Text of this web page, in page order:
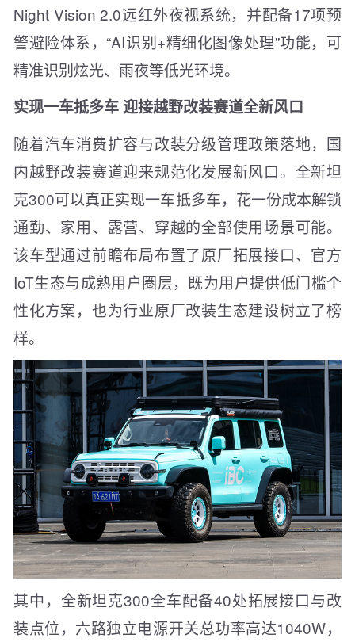
Night Vision 2.0远红外夜视系统，并配备17项预
警避险体系，“AI识别+精细化图像处理”功能，可
精准识别炫光、雨夜等低光环境。
实现一车抵多车 迎接越野改装赛道全新风口
随着汽车消费扩容与改装分级管理政策落地，国
内越野改装赛道迎来规范化发展新风口。全新坦
克300可以真正实现一车抵多车，花一份成本解锁
通勤、家用、露营、穿越的全部使用场景可能。
该车型通过前瞻布局布置了原厂拓展接口、官方
IoT生态与成熟用户圈层，既为用户提供低门槛个
性化方案，也为行业原厂改装生态建设树立了榜
样。
其中，全新坦克300全车配备40处拓展接口与改
装点位，六路独立电源开关总功率高达1040W，